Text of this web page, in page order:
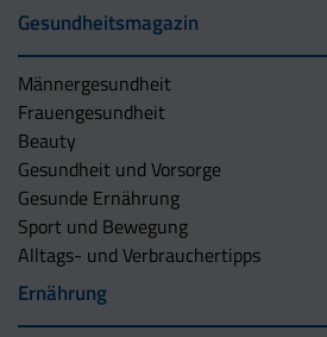
Gesundheitsmagazin
Männergesundheit
Frauengesundheit
Beauty
Gesundheit und Vorsorge
Gesunde Ernährung
Sport und Bewegung
Alltags- und Verbrauchertipps
Ernährung